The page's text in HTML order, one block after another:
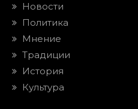
Новости
Политика
Мнение
Традиции
История
Культура